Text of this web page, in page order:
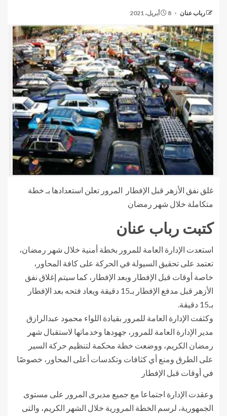
رباب عنان 8 أبريل، 2021
غلق نفق الأزهر قبل الإفطار المرور تعلن استعدادها بـ خطة
متكاملة خلال شهر رمضان
كتبت رباب عنان
استعدت الإدارة العامة للمرور بخطة أمنية خلال شهر رمضان،
تعتمد على تحقيق السيولة في الحركة على كافة المحاور،
خاصة أوقات قبل الإفطار وبعد الإفطار، كما سيتم إغلاق نفق
الأزهر قبل مدفع الإفطار بـ15 دقيقة ويعاد فتحه بعد الإفطار
بـ15 دقيقة.
وكثفت الإدارة العامة للمرور بقيادة اللواء محمود عبدالرازق
مدير الإدارة العامة للمرور، جهودها وخدماتها لاستقبال شهر
رمضان الكريم، ووضعت خطة محكمة لتنظيم حركة السير
على الطرق ومنع أي كثافات وتكدسات أعلى المحاور، خصوصًا
في أوقات قبل الإفطار
وعقدت الإدارة اجتماعا مع جميع مديرى المرور على مستوى
الجمهورية، لرسم الخطة المرورية خلال الشهر الكريم، والتى